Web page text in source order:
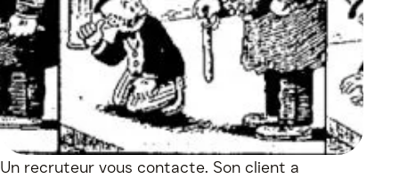
Un recruteur vous contacte. Son client a